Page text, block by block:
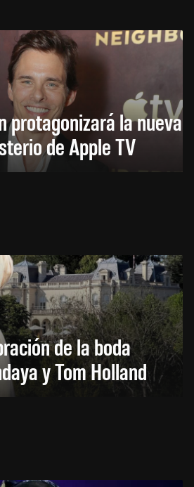
protagonizará la nueva
de Apple TV
de la boda
y Tom Holland